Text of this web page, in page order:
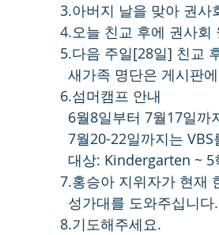
3.아버지 날을 맞아 권사
4.오늘 친교 후에 권사회
5.다음 주일[28일] 친교
새가족 명단은 게시판
6.섬머캠프 안내
6월8일부터 7월17일까
7월20-22일까지는
대상: Kindergarten ~ 5
7.홍승아 지위자가 현재
성가대를 도와주십니다.
8.기도해주세요.